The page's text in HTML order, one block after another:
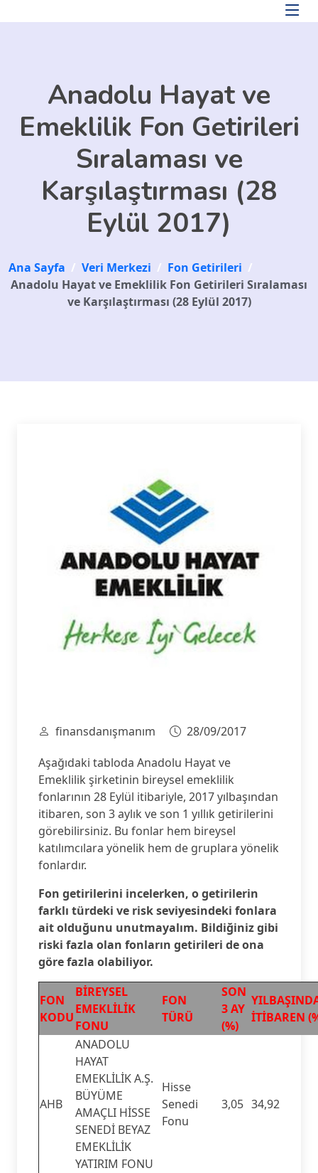
Anadolu Hayat ve
Emeklilik Fon Getirileri
Sıralaması ve
Karşılaştırması (28
Eylül 2017)
Ana Sayfa / Veri Merkezi / Fon Getirileri /
Anadolu Hayat ve Emeklilik Fon Getirileri Sıralaması
ve Karşılaştırması (28 Eylül 2017)
finansdanışmanım
28/09/2017
Aşağıdaki tabloda Anadolu Hayat ve
Emeklilik şirketinin bireysel emeklilik
fonlarının 28 Eylül itibariyle, 2017 yılbaşından
itibaren, son 3 aylık ve son 1 yıllık getirilerini
görebilirsiniz. Bu fonlar hem bireysel
katılımcılara yönelik hem de gruplara yönelik
fonlardır.
Fon getirilerini incelerken, o getirilerin
farklı türdeki ve risk seviyesindeki fonlara
ait olduğunu unutmayalım. Bildiğiniz gibi
riski fazla olan fonların getirileri de ona
göre fazla olabiliyor.
FON
KODU
BİREYSEL
EMEKLİLİK
FONU
FON
TÜRÜ
SON
3 AY
(%)
İTİBAREN
AHB
ANADOLU
HAYAT
EMEKLİLİK A.Ş.
BÜYÜME
AMAÇLI HİSSE
SENEDİ BEYAZ
EMEKLİLİK
YATIRIM FONU
Hisse
Senedi
Fonu
3,05 34,92